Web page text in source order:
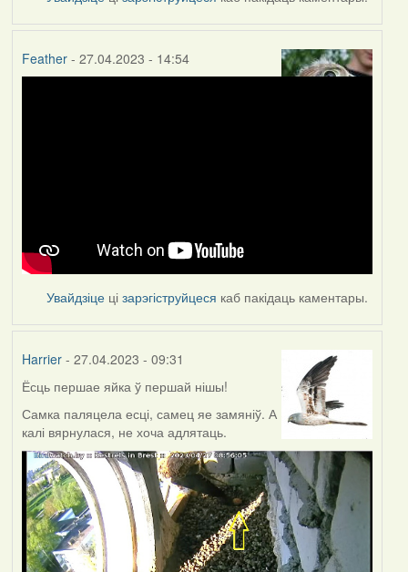
Feather- 27.04.2023 - 14:54
Увайдзіце цізарэгіструйцеся каб пакідаць каментары.
Harrier- 27.04.2023 - 09:31
Ёсць першае яйка ў першай нішы!
Самка паляцела есці, самец яе замяніў. А
калі вярнулася, не хоча адлятаць.